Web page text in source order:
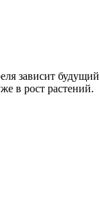
зависит
в рост растений.